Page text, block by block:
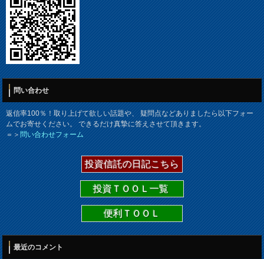
問い合わせ
返信率100％！取り上げて欲しい話題や、 疑問点などありましたら以下フォー
ムでお寄せください。 できるだけ真摯に答えさせて頂きます。
＝＞問い合わせフォーム
投資信託の日記こちら
投資ＴＯＯＬ一覧
便利ＴＯＯＬ
最近のコメント